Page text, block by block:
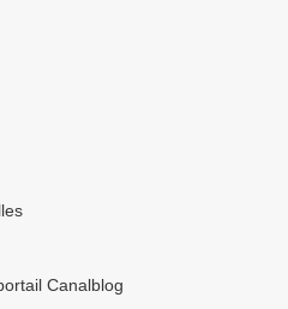
Canalblog